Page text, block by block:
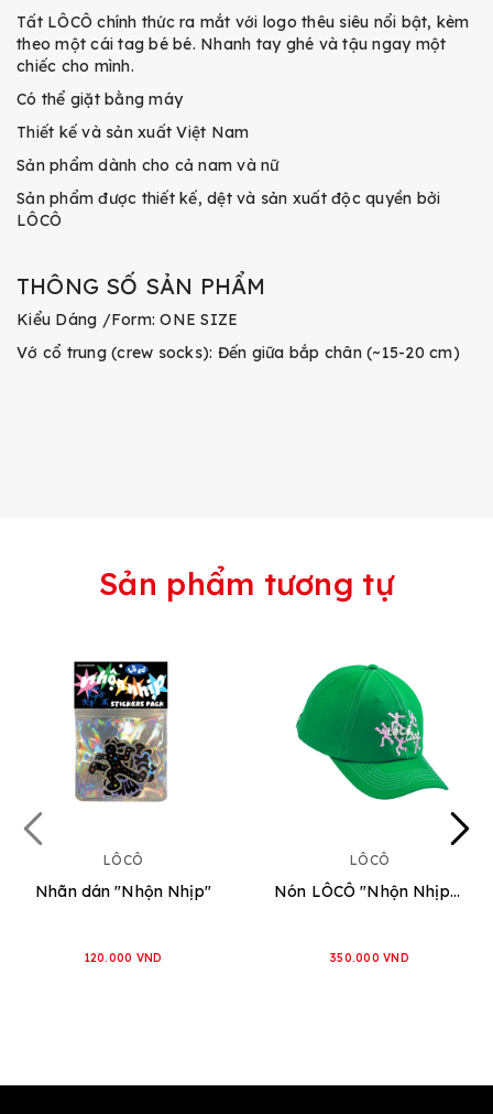
Tất LÔCÔ chính thức ra mắt với logo thêu siêu nổi bật, kèm
theo một cái tag bé bé. Nhanh tay ghé và tậu ngay một
chiếc cho mình.
Có thể giặt bằng máy
Thiết kế và sản xuất Việt Nam
Sản phẩm dành cho cả nam và nữ
Sản phẩm được thiết kế, dệt và sản xuất độc quyền bởi
LÔCÔ
THÔNG SỐ SẢN PHẨM
Kiểu Dáng /Form: ONE SIZE
Vớ cổ trung (crew socks): Đến giữa bắp chân (~15-20 cm)
Sản phẩm tương tự
LÔCÔ
Nhãn dán "Nhộn Nhịp"
120.000 VND
LÔCÔ
Nón LÔCÔ "Nhộn Nhịp" [Xanh Lá]
350.000 VND